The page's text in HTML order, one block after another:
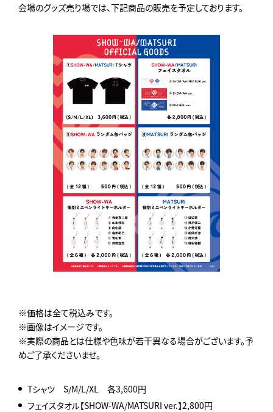
会場のグッズ売り場では、下記商品の販売を予定しております。
※価格は全て税込みです。
※画像はイメージです。
※実際の商品とは仕様や色味が若干異なる場合がございます。予
めご了承くださいませ。
Tシャツ S/M/L/XL 各3,600円
フェイスタオル【SHOW-WA/MATSURI ver.】2,800円